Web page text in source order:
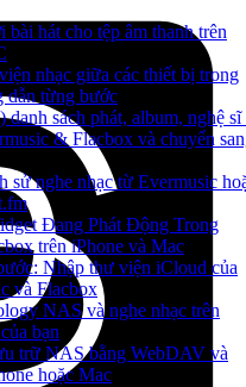
bài hát cho tệp âm thanh trên
nhạc giữa các thiết bị trong
dẫn từng bước
sách phát, album, nghệ sĩ
& Flacbox và chuyển
sử nghe nhạc từ Evermusic
Đang Phát Động Trong
trên iPhone và Mac
Nhập thư viện iCloud của
và Flacbox
NAS và nghe nhạc trên
bạn
trữ NAS bằng WebDAV và
hoặc Mac